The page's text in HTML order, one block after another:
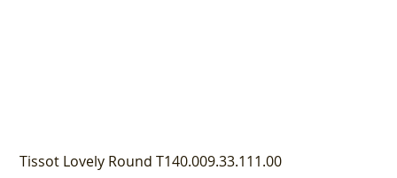
Tissot Lovely Round T140.009.33.111.00